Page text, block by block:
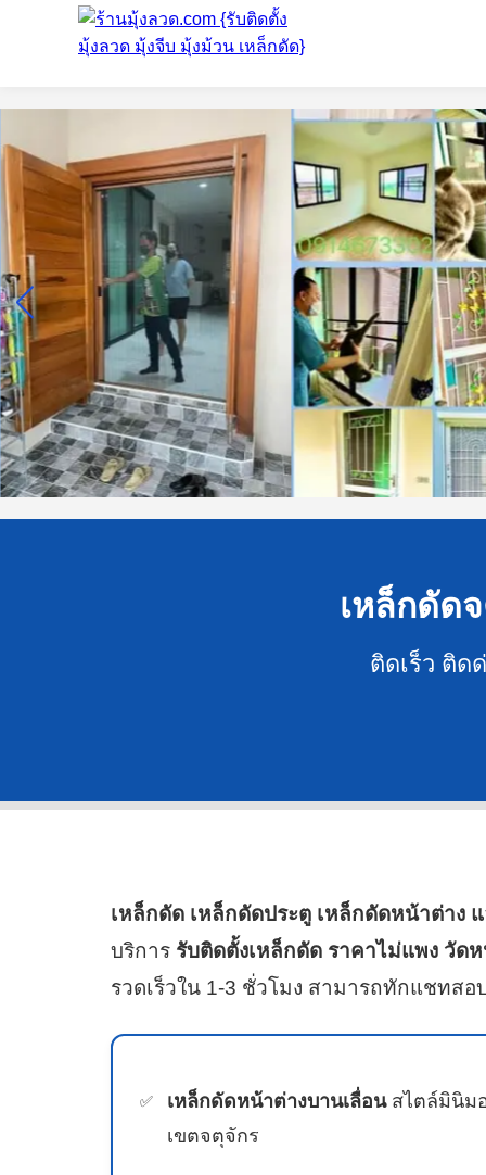
เหล็กดัด
ติดเร็ว ติด
เหล็กดัด เหล็กดัดประตู เหล็กดัดหน้าต่าง
บริการ รับติดตั้งเหล็กดัด ราคาไม่แพง วัด
รวดเร็วใน 1-3 ชั่วโมง สามารถทักแชทส
เหล็กดัดหน้าต่างบานเลื่อนสไตล์มินิม
เขตจตุจักร